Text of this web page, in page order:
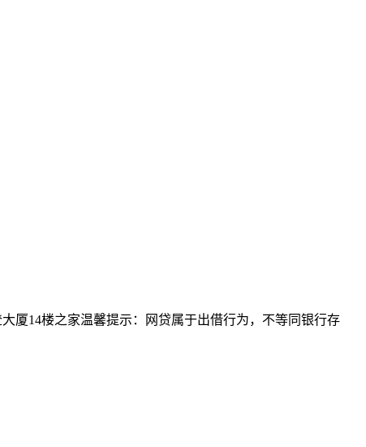
厦14楼之家温馨提示：网贷属于出借行为，不等同银行存